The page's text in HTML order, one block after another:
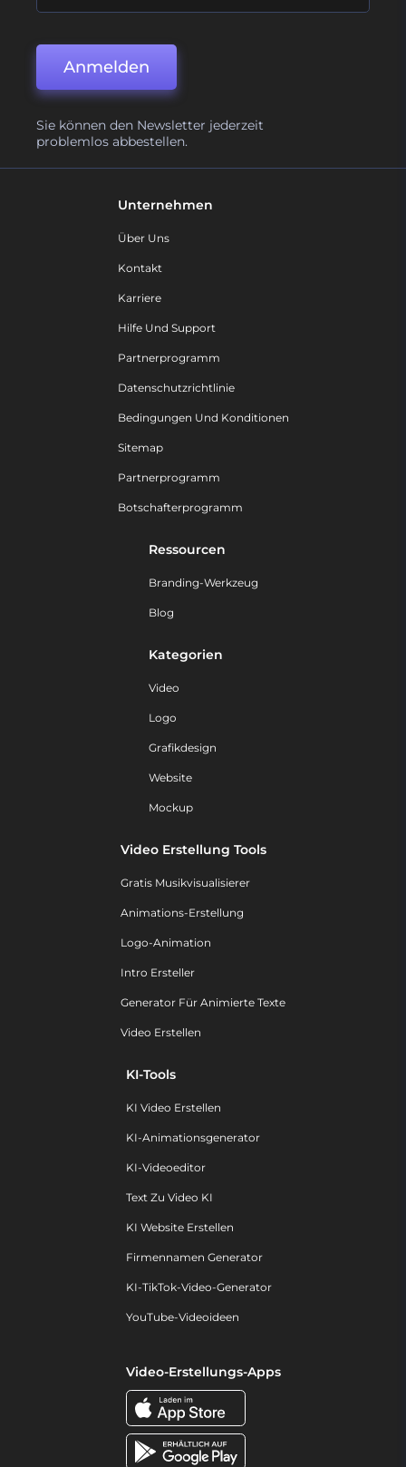
Anmelden
Sie können den Newsletter jederzeit
problemlos abbestellen.
Unternehmen
Über Uns
Kontakt
Karriere
Hilfe Und Support
Partnerprogramm
Datenschutzrichtlinie
Bedingungen Und Konditionen
Sitemap
Partnerprogramm
Botschafterprogramm
Ressourcen
Branding-Werkzeug
Blog
Kategorien
Video
Logo
Grafikdesign
Website
Mockup
Video Erstellung Tools
Gratis Musikvisualisierer
Animations-Erstellung
Logo-Animation
Intro Ersteller
Generator Für Animierte Texte
Video Erstellen
KI-Tools
KI Video Erstellen
KI-Animationsgenerator
KI-Videoeditor
Text Zu Video KI
KI Website Erstellen
Firmennamen Generator
KI-TikTok-Video-Generator
YouTube-Videoideen
Video-Erstellungs-Apps